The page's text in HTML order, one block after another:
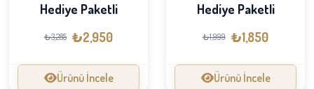
Hediye Paketli
₺3,285 ₺2,950
Ürünü İncele
Hediye Paketli
₺1,999 ₺1,850
Ürünü İncele